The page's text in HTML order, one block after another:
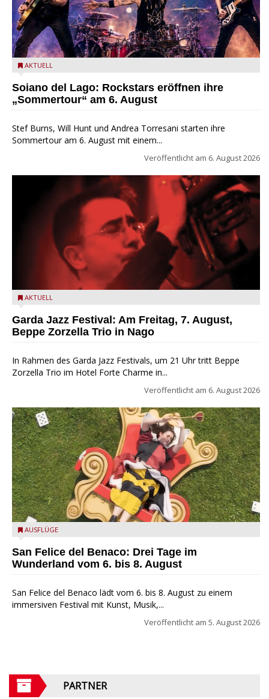
Stef Burns, Will Hunt und Andrea Torresani im Summer Rock
AKTUELL
Soiano del Lago: Rockstars eröffnen ihre
„Sommertour“ am 6. August
Stef Burns, Will Hunt und Andrea Torresani starten ihre
Sommertour am 6. August mit einem...
Veröffentlicht am 6. August 2026
Beppe Zorzella Trio zu Gast beim Garda Jazz Festival
AKTUELL
Garda Jazz Festival: Am Freitag, 7. August,
Beppe Zorzella Trio in Nago
In Rahmen des Garda Jazz Festivals, um 21 Uhr tritt Beppe
Zorzella Trio im Hotel Forte Charme in...
Veröffentlicht am 6. August 2026
San Felice del Benaco: Drei Tage im Wunderland
AUSFLÜGE
San Felice del Benaco: Drei Tage im
Wunderland vom 6. bis 8. August
San Felice del Benaco lädt vom 6. bis 8. August zu einem
immersiven Festival mit Kunst, Musik,...
Veröffentlicht am 5. August 2026
PARTNER